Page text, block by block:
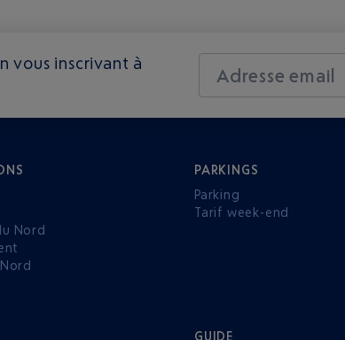
vous inscrivant à
Adresse email
Nord
PARKINGS
Parking
Tarif week-end
GUIDE